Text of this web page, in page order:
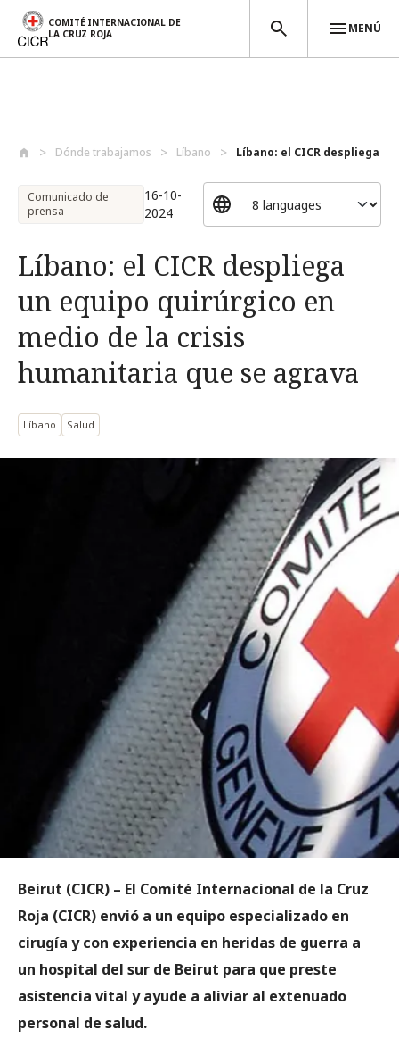
COMITÉ INTERNACIONAL DE
LA CRUZ ROJA
MENÚ
Dónde trabajamos Líbano Líbano: el CICR despliega
Comunicado de
prensa
16-10-
2024
Líbano: el CICR despliega
un equipo quirúrgico en
medio de la crisis
humanitaria que se agrava
Líbano Salud
Beirut (CICR) – El Comité Internacional de la Cruz
Roja (CICR) envió a un equipo especializado en
cirugía y con experiencia en heridas de guerra a
un hospital del sur de Beirut para que preste
asistencia vital y ayude a aliviar al extenuado
personal de salud.